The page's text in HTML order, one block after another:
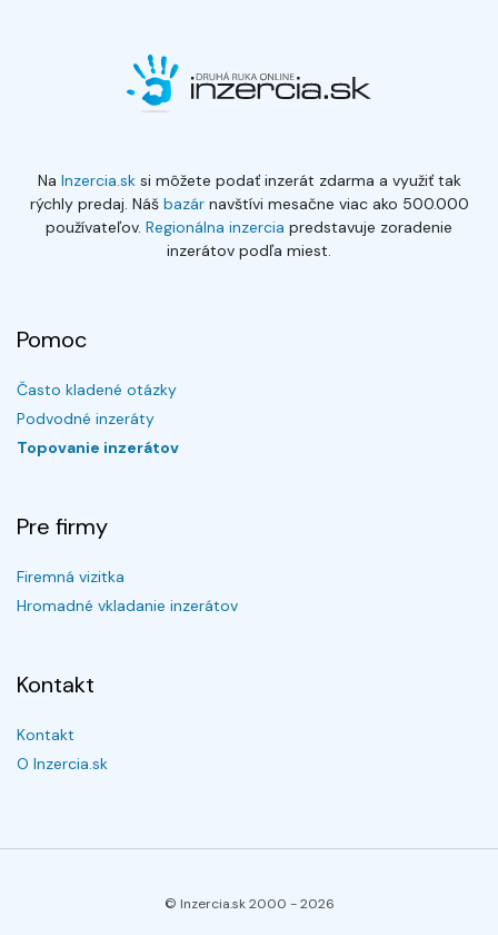
Na Inzercia.sksi môžete podať inzerát zdarma a využiť tak
rýchly predaj. Náš bazárnavštívi mesačne viac ako 500.000
používateľov. Regionálna inzercia predstavuje zoradenie
inzerátov podľa miest.
Pomoc
Často kladené otázky
Podvodné inzeráty
Topovanie inzerátov
Pre firmy
Firemná vizitka
Hromadné vkladanie inzerátov
Kontakt
Kontakt
O Inzercia.sk
© Inzercia.sk 2000 -2026